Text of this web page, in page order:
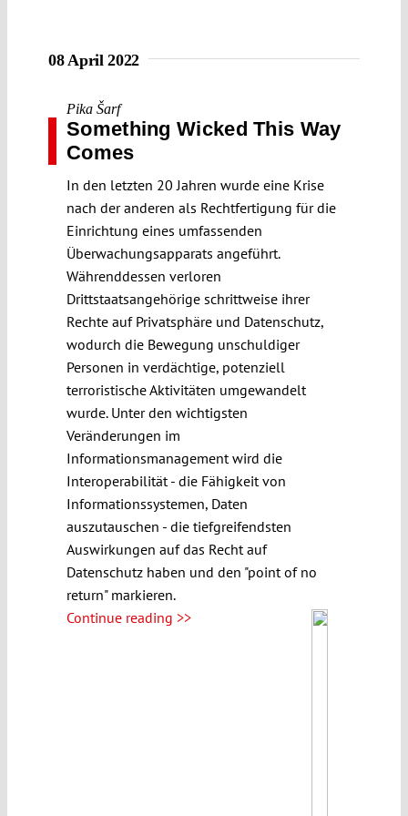
08 April 2022
Pika Šarf
Something Wicked This Way
Comes
In den letzten 20 Jahren wurde eine Krise
nach der anderen als Rechtfertigung für die
Einrichtung eines umfassenden
Überwachungsapparats angeführt.
Währenddessen verloren
Drittstaatsangehörige schrittweise ihrer
Rechte auf Privatsphäre und Datenschutz,
wodurch die Bewegung unschuldiger
Personen in verdächtige, potenziell
terroristische Aktivitäten umgewandelt
wurde. Unter den wichtigsten
Veränderungen im
Informationsmanagement wird die
Interoperabilität - die Fähigkeit von
Informationssystemen, Daten
auszutauschen - die tiefgreifendsten
Auswirkungen auf das Recht auf
Datenschutz haben und den "point of no
return" markieren.
Continue reading >>